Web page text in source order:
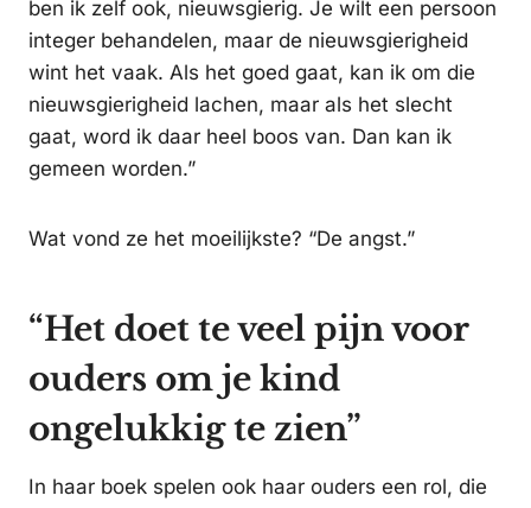
ben ik zelf ook, nieuwsgierig. Je wilt een persoon
integer behandelen, maar de nieuwsgierigheid
wint het vaak. Als het goed gaat, kan ik om die
nieuwsgierigheid lachen, maar als het slecht
gaat, word ik daar heel boos van. Dan kan ik
gemeen worden.”
Wat vond ze het moeilijkste? “De angst.”
“Het doet te veel pijn voor
ouders om je kind
ongelukkig te zien”
In haar boek spelen ook haar ouders een rol, die